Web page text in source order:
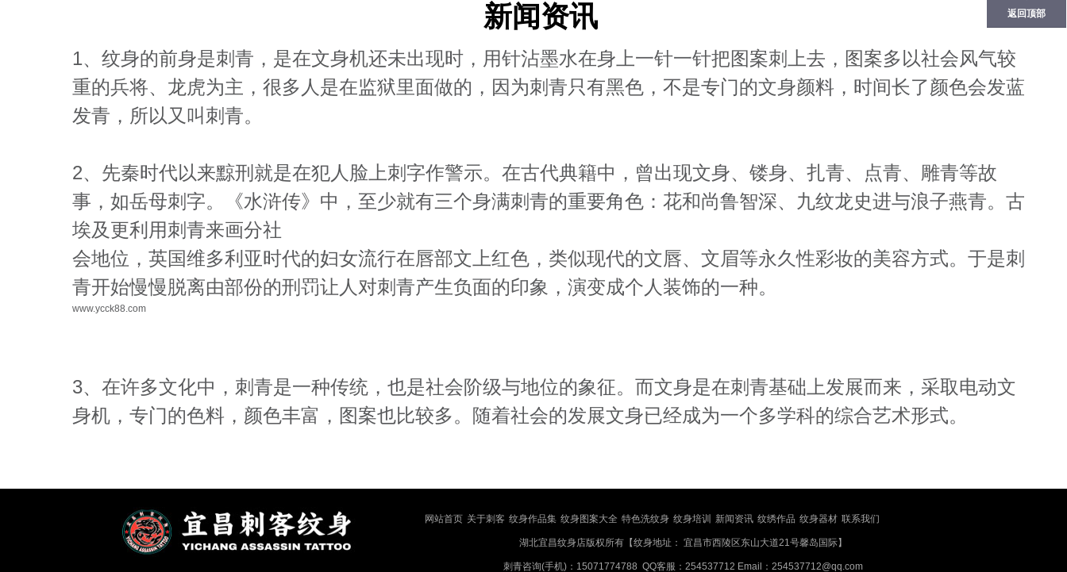
新闻资讯
1、纹身的前身是刺青，是在文身机还未出现时，用针沾墨水在身上一针一针把图案刺上去，图案多以社会风气较
重的兵将、龙虎为主，很多人是在监狱里面做的，因为刺青只有黑色，不是专门的文身颜料，时间长了颜色会发蓝
发青，所以又叫刺青。
2、先秦时代以来黥刑就是在犯人脸上刺字作警示。在古代典籍中，曾出现文身、镂身、扎青、点青、雕青等故
事，如岳母刺字。《水浒传》中，至少就有三个身满刺青的重要角色：花和尚鲁智深、九纹龙史进与浪子燕青。古
埃及更利用刺青来画分社
会地位，英国维多利亚时代的妇女流行在唇部文上红色，类似现代的文唇、文眉等永久性彩妆的美容方式。于是刺
青开始慢慢脱离由部份的刑罚让人对刺青产生负面的印象，演变成个人装饰的一种。
www.ycck88.com
3、在许多文化中，刺青是一种传统，也是社会阶级与地位的象征。而文身是在刺青基础上发展而来，采取电动文
身机，专门的色料，颜色丰富，图案也比较多。随着社会的发展文身已经成为一个多学科的综合艺术形式。
网站首页 关于刺客 纹身作品集 纹身图案大全 特色洗纹身 纹身培训 新闻资讯 纹绣作品 纹身器材 联系我们
湖北宜昌纹身店版权所有【纹身地址： 宜昌市西陵区东山大道21号馨岛国际】
刺青咨询(手机)：15071774788 QQ客服：254537712 Email：254537712@qq.com
返回顶部